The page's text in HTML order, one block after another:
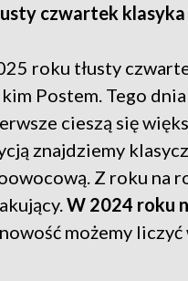
czwartek
roku tłusty
Postem. Tego
cieszą się
znajdziemy
Z roku na
W 2024 roku
możemy